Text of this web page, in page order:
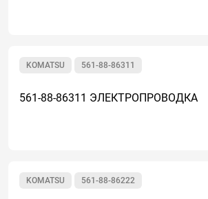
561-88-86311
KOMATSU
561-88-86311 ЭЛЕКТРОПРОВОДКА
561-88-86222
KOMATSU